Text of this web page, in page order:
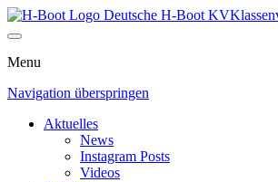
Deutsche H-Boot KV
Menu
Navigation überspringen
Aktuelles
News
Instagram Posts
Videos